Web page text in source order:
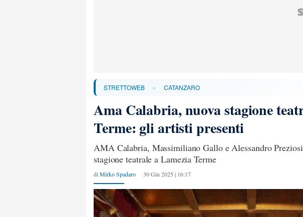
STRETTOWEB » CATANZARO
Ama Calabria, nuova stagione
Terme: gli artisti presenti
AMA Calabria, Massimiliano Gallo e Alessandro
stagione teatrale a Lamezia Terme
di Mirko Spadaro 30 Giu 2025 | 16:17